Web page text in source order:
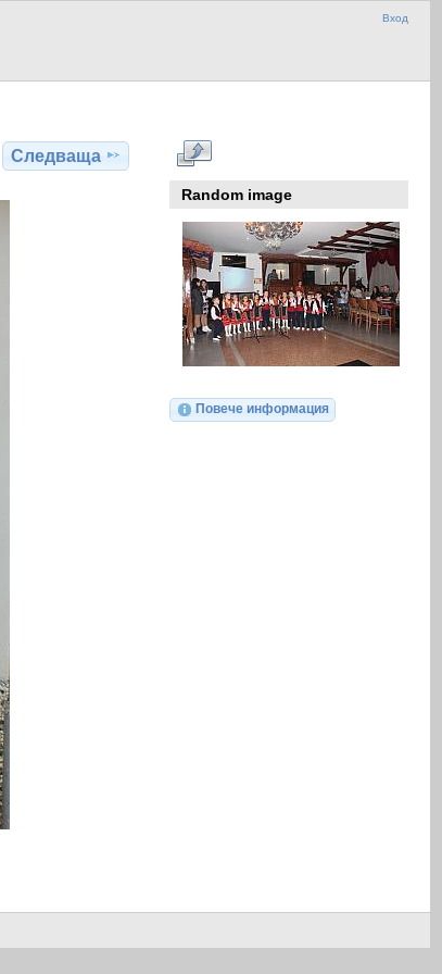
Вход
Следваща
Random image
Повече информация